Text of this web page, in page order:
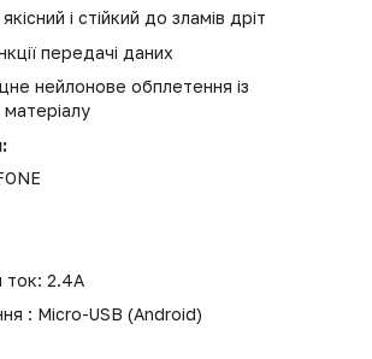
і стійкий до зламів дріт
передачі даних
нейлонове обплетення із
матеріалу
ток: 2.4A
: Micro-USB (Android)